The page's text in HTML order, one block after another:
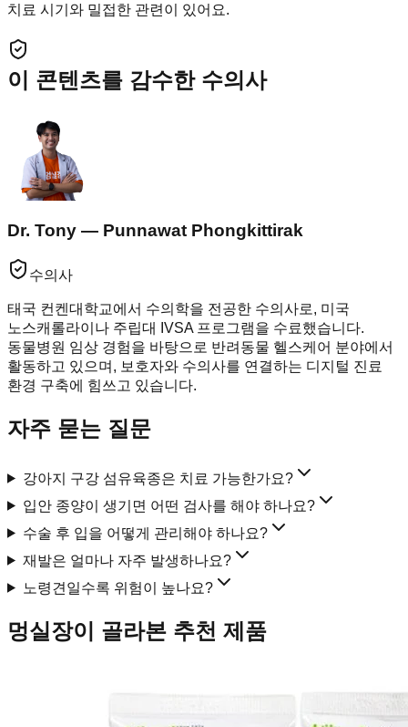
치료 시기와 밀접한 관련이 있어요.
이 콘텐츠를 감수한 수의사
Dr. Tony — Punnawat Phongkittirak
수의사
태국 컨켄대학교에서 수의학을 전공한 수의사로, 미국
노스캐롤라이나 주립대 IVSA 프로그램을 수료했습니다.
동물병원 임상 경험을 바탕으로 반려동물 헬스케어 분야에서
활동하고 있으며, 보호자와 수의사를 연결하는 디지털 진료
환경 구축에 힘쓰고 있습니다.
자주 묻는 질문
강아지 구강 섬유육종은 치료 가능한가요?
입안 종양이 생기면 어떤 검사를 해야 하나요?
수술 후 입을 어떻게 관리해야 하나요?
재발은 얼마나 자주 발생하나요?
노령견일수록 위험이 높나요?
멍실장이 골라본 추천 제품